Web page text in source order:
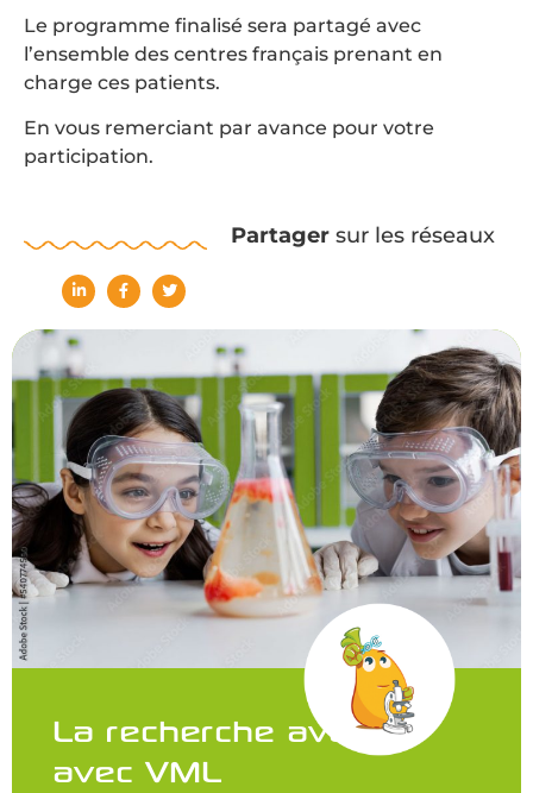
Le programme finalisé sera partagé avec
l’ensemble des centres français prenant en
charge ces patients.
En vous remerciant par avance pour votre
participation.
Partagersur les réseaux
La recherche avance
avec VML